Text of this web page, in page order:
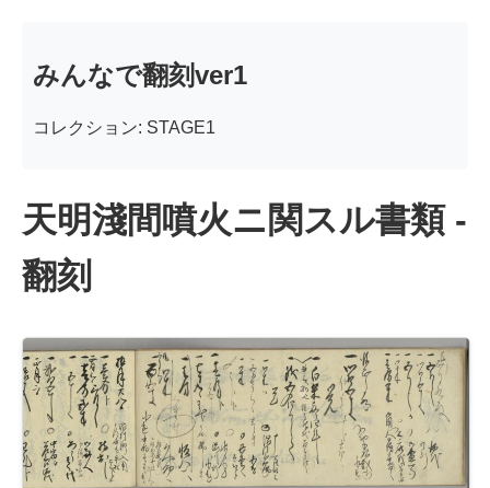
みんなで翻刻ver1
コレクション: STAGE1
天明淺間噴火ニ関スル書類 -
翻刻